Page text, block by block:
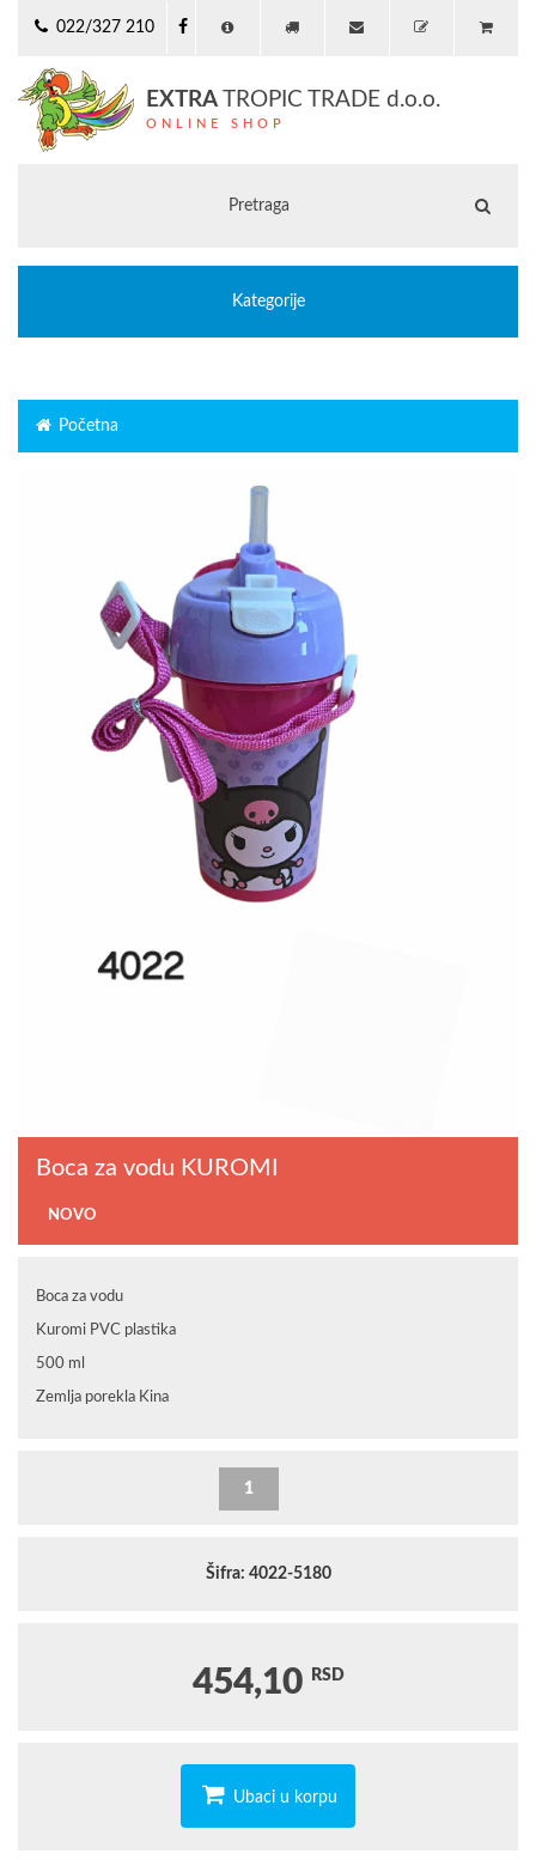
022/327 210
EXTRA TROPIC TRADE d.o.o.
ONLINE SHOP
Kategorije
Početna
Boca za vodu KUROMI
NOVO
Boca za vodu
Kuromi PVC plastika
500 ml
Zemlja porekla Kina
Šifra: 4022-5180
454,10 RSD
Ubaci u korpu